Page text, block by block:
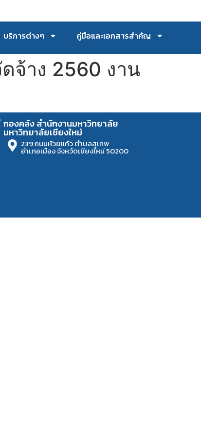
บริการต่างๆ คู่มือและเอกสารสำคัญ
จ้าง 2560 งาน
กองคลัง สำนักงานมหาวิทยาลัย
มหาวิทยาลัยเชียงใหม่
239 ถนนห้วยแก้ว ตำบลสุเทพ
อำเภอเมือง จังหวัดเชียงใหม่ 50200